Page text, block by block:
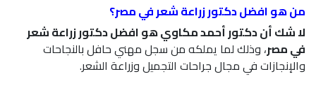
من هو افضل دكتور زراعة شعر في مصر؟
لا شك أن دكتور أحمد مكاوي هو افضل دكتور زراعة شعر
في مصر، وذلك لما يملكه من سجل مهني حافل بالنجاحات
والإنجازات في مجال جراحات التجميل وزراعة الشعر.